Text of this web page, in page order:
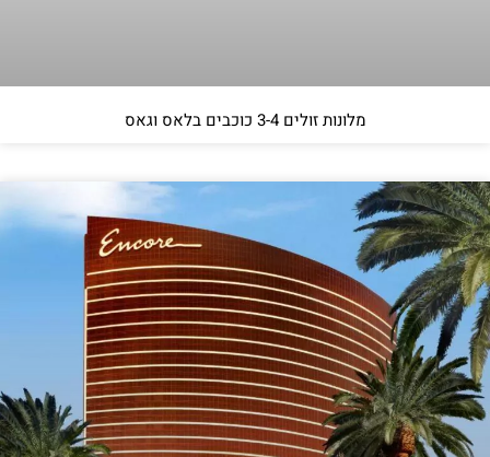
מלונות זולים 3-4 כוכבים בלאס וגאס